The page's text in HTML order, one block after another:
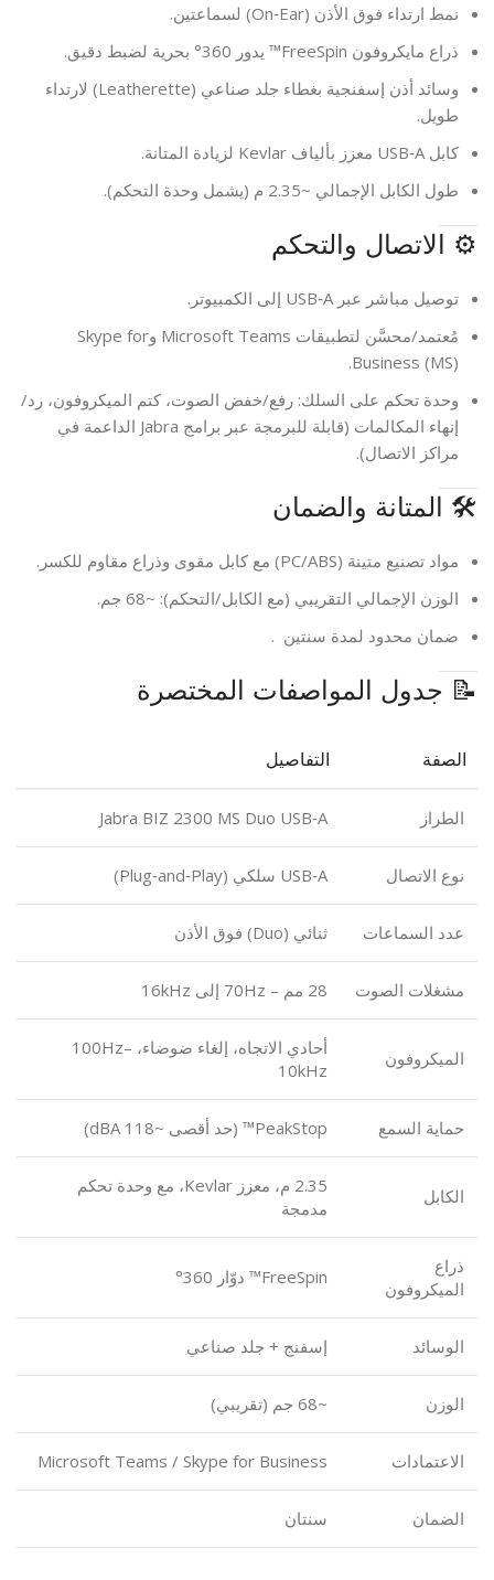
نمط ارتداء فوق الأذن (On‑Ear) لسماعتين.
ذراع مايكروفون FreeSpin™ يدور 360° بحرية لضبط دقيق.
وسائد أذن إسفنجية بغطاء جلد صناعي (Leatherette) لارتداء
طويل.
كابل USB‑A معزز بألياف Kevlar لزيادة المتانة.
طول الكابل الإجمالي ~2.35 م (يشمل وحدة التحكم).
⚙️ الاتصال والتحكم
توصيل مباشر عبر USB‑A إلى الكمبيوتر.
مُعتمد/محسَّن لتطبيقات Microsoft Teams وSkype for
Business (MS).
وحدة تحكم على السلك: رفع/خفض الصوت، كتم الميكروفون، رد/
إنهاء المكالمات (قابلة للبرمجة عبر برامج Jabra الداعمة في
مراكز الاتصال).
🛠️ المتانة والضمان
مواد تصنيع متينة (PC/ABS) مع كابل مقوى وذراع مقاوم للكسر.
الوزن الإجمالي التقريبي (مع الكابل/التحكم): ~68 جم.
ضمان محدود لمدة سنتين .
📝 جدول المواصفات المختصرة
الصفة التفاصيل
الطراز Jabra BIZ 2300 MS Duo USB‑A
نوع الاتصال USB‑A سلكي (Plug‑and‑Play)
عدد السماعات ثنائي (Duo) فوق الأذن
مشغلات الصوت 28 مم – 70Hz إلى 16kHz
الميكروفون
أحادي الاتجاه، إلغاء ضوضاء، 100Hz–
10kHz
حماية السمع PeakStop™ (حد أقصى ~118 dBA)
الكابل
2.35 م، معزز Kevlar، مع وحدة تحكم
مدمجة
ذراع
الميكروفون
FreeSpin™ دوّار 360°
الوسائد إسفنج + جلد صناعي
الوزن ~68 جم (تقريبي)
الاعتمادات Microsoft Teams / Skype for Business
الضمان سنتان